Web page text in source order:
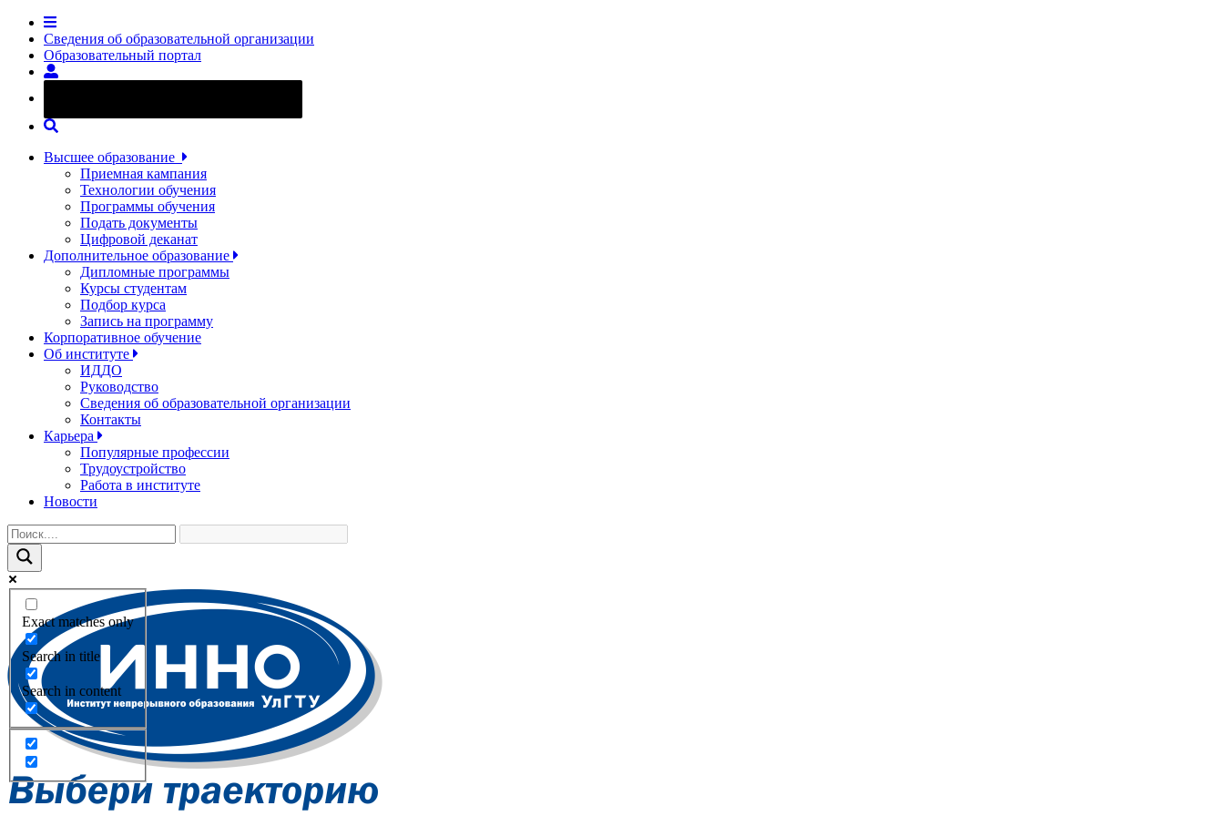
Сведения об образовательной организации
Образовательный портал
Высшее образование
Приемная кампания
Технологии обучения
Программы обучения
Подать документы
Цифровой деканат
Дополнительное образование
Дипломные программы
Курсы студентам
Подбор курса
Запись на программу
Корпоративное обучение
Об институте
ИДДО
Руководство
Сведения об образовательной организации
Контакты
Карьера
Популярные профессии
Трудоустройство
Работа в институте
Новости
Exact matches only
Search in title
Search in content